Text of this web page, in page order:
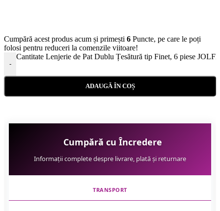
Cumpără acest produs acum și primești 6 Puncte, pe care le poți
folosi pentru reduceri la comenzile viitoare!
-
Cantitate Lenjerie de Pat Dublu Țesătură tip Finet, 6 piese
ADAUGĂ ÎN COȘ
Cumpără cu Încredere
Informații complete despre livrare, plată și returnare
TRANSPORT